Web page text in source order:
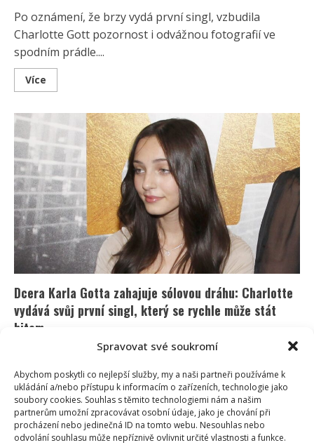
Spravovat své soukromí
Abychom poskytli co nejlepší služby, my a naši partneři používáme k
ukládání a/nebo přístupu k informacím o zařízeních, technologie jako
soubory cookies. Souhlas s těmito technologiemi nám a našim
partnerům umožní zpracovávat osobní údaje, jako je chování při
procházení nebo jedinečná ID na tomto webu. Nesouhlas nebo
odvolání souhlasu může nepříznivě ovlivnit určité vlastnosti a funkce.
Po oznámení, že brzy vydá první singl, vzbudila
Charlotte Gott pozornost i odvážnou fotografií ve
spodním prádle....
Více
more
ohromila
fanoušky
fotografií
v
rudém
prádle:
Chválí
ji
i
Lucie
Bílá
a
Dara
Rolins
Dcera Karla Gotta zahajuje sólovou dráhu: Charlotte
vydává svůj první singl, který se rychle může stát
hitem
21. 4. 2026
Dcera Karla Gotta předvedla své hudební nadání už v
minulosti. Na mnoho let se však odmlčela. Teď...
VíceRead
more
about